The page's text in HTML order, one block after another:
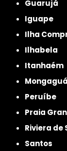
Guarujá
Iguape
Ilha
Ilhabela
Itanhaém
Mongaguá
Peruíbe
Praia
Riviera
Santos